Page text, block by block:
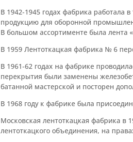
В 1942-1945годах фабрика работала
продукцию для оборонной
В большом ассортименте была лента
В 1959 Лентоткацкая фабрика № 6
В 1961-62годах на фабрике
перекрытия были заменены
батанной мастерской и посторен
В 1968 году к фабрике была
Московская лентоткацкая фабрика в
лентоткацкого объединения, на